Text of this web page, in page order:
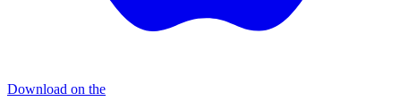
Download on the